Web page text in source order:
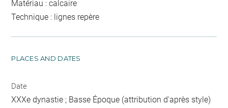
Matériau : calcaire
Technique : lignes repère
PLACES AND DATES
Date
XXXe dynastie ; Basse Époque (attribution d'après style)